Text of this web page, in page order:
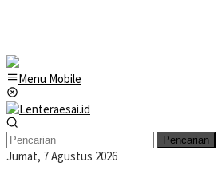
Menu Mobile
Pencarian
Jumat, 7 Agustus 2026